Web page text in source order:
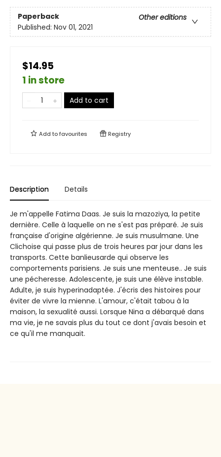
Paperback
Other editions
Published: Nov 01, 2021
$14.95
1 in store
Add to cart
Add tofavourites Registry
Description Details
Je m'appelle Fatima Daas. Je suis la mazoziya, la petite
dernière. Celle à laquelle on ne s'est pas préparé. Je suis
française d'origine algérienne. Je suis musulmane. Une
Clichoise qui passe plus de trois heures par jour dans les
transports. Cette banlieusarde qui observe les
comportements parisiens. Je suis une menteuse.. Je suis
une pécheresse. Adolescente, je suis une élève instable.
Adulte, je suis hyperinadaptée. J'écris des histoires pour
éviter de vivre la mienne. L'amour, c'était tabou à la
maison, la sexualité aussi. Lorsque Nina a débarqué dans
ma vie, je ne savais plus du tout ce dont j'avais besoin et
ce qu'il me manquait.